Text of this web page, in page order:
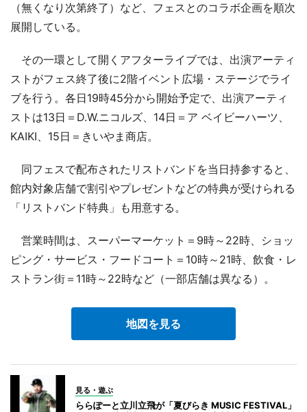
（無くなり次第終了）など、フェスとのコラボ企画を順次
展開している。
その一環として開くアフターライブでは、出演アーティ
ストがフェス終了後に2階イベント広場・ステージでライ
ブを行う。各日19時45分から開始予定で、出演アーティ
ストは13日＝D.W.ニコルズ、14日＝ア ベイビーハーツ、
KAIKI、15日＝きいやま商店。
同フェスで配布されたリストバンドを当日持参すると、
館内対象店舗で割引やプレゼントなどの特典が受けられる
「リストバンド特典」も用意する。
営業時間は、スーパーマーケット＝9時～22時、ショッ
ピング・サービス・フードコート＝10時～21時、飲食・レ
ストラン街＝11時～22時など（一部店舗は異なる）。
地図を見る
見る・遊ぶ
ららぽーと立川立飛が「夏びらき MUSIC FESTIVAL」